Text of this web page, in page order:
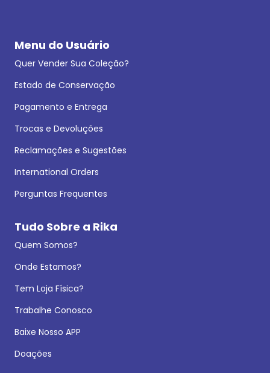
Menu do Usuário
Quer Vender Sua Coleção?
Estado de Conservação
Pagamento e Entrega
Trocas e Devoluções
Reclamações e Sugestões
International Orders
Perguntas Frequentes
Tudo Sobre a Rika
Quem Somos?
Onde Estamos?
Tem Loja Física?
Trabalhe Conosco
Baixe Nosso APP
Doações